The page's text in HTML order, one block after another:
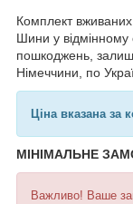
Комплект
Шини у відмінному
пошкоджень,
Німеччини, по
Ціна вказана за
МІНІМАЛЬНЕ
Важливо! Ваше